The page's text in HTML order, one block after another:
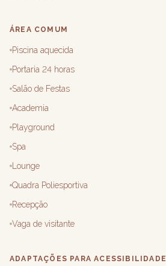
ÁREA COMUM
Piscina aquecida
Portaria 24 horas
Salão de Festas
Academia
Playground
Spa
Lounge
Quadra Poliesportiva
Recepção
Vaga de visitante
ADAPTAÇÕES PARA ACESSIBILIDADE